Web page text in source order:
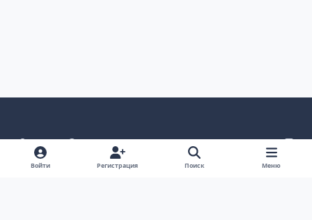
Светлый режим
Темный режим
Как в системе
v
k
Политика конфиденциальности
Войти Регистрация Поиск Меню